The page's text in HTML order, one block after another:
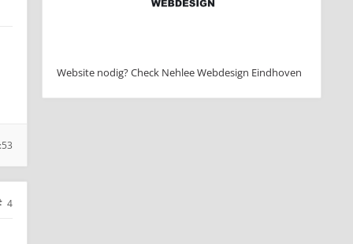
4
Website nodig? Check Nehlee Webdesign Eindhoven